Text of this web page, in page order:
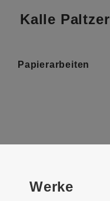
Kalle Paltzer
Papierarbeiten
Werke